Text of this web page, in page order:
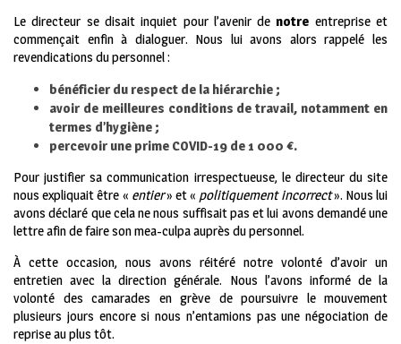
Le directeur se disait inquiet pour l’avenir denotre entreprise et
commençait enfin à dialoguer. Nous lui avons alors rappelé les
revendications du personnel :
bénéficier du respect de la hiérarchie ;
avoir de meilleures conditions de travail, notamment en
termes d’hygiène ;
percevoir une prime COVID-19 de 1 000 €.
Pour justifier sa communication irrespectueuse, le directeur du site
nous expliquait être « entier» et « politiquement incorrect». Nous lui
avons déclaré que cela ne nous suffisait pas et lui avons demandé une
lettre afin de faire son mea-culpa auprès du personnel.
À cette occasion, nous avons réitéré notre volonté d’avoir un
entretien avec la direction générale. Nous l’avons informé de la
volonté des camarades en grève de poursuivre le mouvement
plusieurs jours encore si nous n’entamions pas une négociation de
reprise au plus tôt.